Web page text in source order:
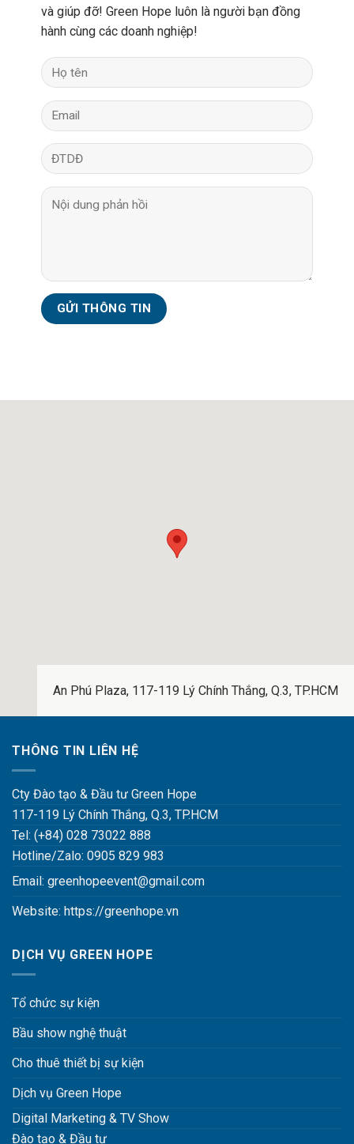
và giúp đỡ! Green Hope luôn là người bạn đồng
hành cùng các doanh nghiệp!
An Phú Plaza, 117-119 Lý Chính Thắng, Q.3, TP.HCM
THÔNG TIN LIÊN HỆ
Cty Đào tạo & Đầu tư Green Hope
117-119 Lý Chính Thắng, Q.3, TP.HCM
Tel: (+84) 028 73022 888
Hotline/Zalo: 0905 829 983
Email: greenhopeevent@gmail.com
Website: https://greenhope.vn
DỊCH VỤ GREEN HOPE
Tổ chức sự kiện
Bầu show nghệ thuật
Cho thuê thiết bị sự kiện
Dịch vụ Green Hope
Digital Marketing & TV Show
Đào tạo & Đầu tư